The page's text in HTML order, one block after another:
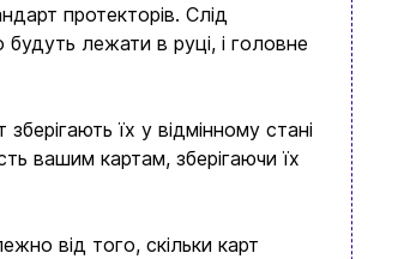
протекторів. Слід
лежати в руці, і головне
їх у відмінному стані
вашим картам, зберігаючи їх
від того, скільки карт